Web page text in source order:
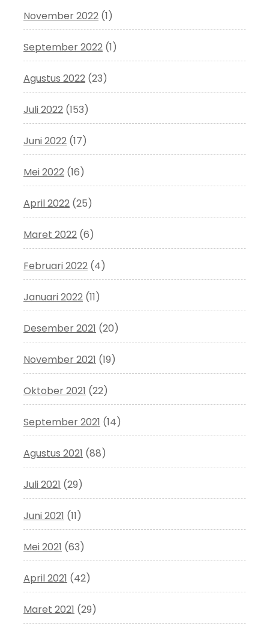
November 2022 (1)
September 2022 (1)
Agustus 2022 (23)
Juli 2022 (153)
Juni 2022 (17)
Mei 2022 (16)
April 2022 (25)
Maret 2022 (6)
Februari 2022 (4)
Januari 2022 (11)
Desember 2021 (20)
November 2021 (19)
Oktober 2021 (22)
September 2021 (14)
Agustus 2021 (88)
Juli 2021 (29)
Juni 2021 (11)
Mei 2021 (63)
April 2021 (42)
Maret 2021 (29)